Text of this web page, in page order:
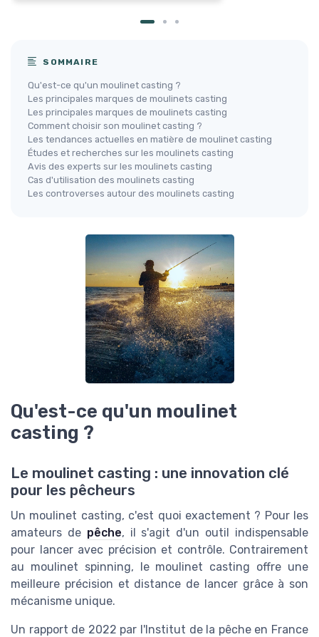
SOMMAIRE
Qu'est-ce qu'un moulinet casting ?
Les principales marques de moulinets casting
Les principales marques de moulinets casting
Comment choisir son moulinet casting ?
Les tendances actuelles en matière de moulinet casting
Études et recherches sur les moulinets casting
Avis des experts sur les moulinets casting
Cas d'utilisation des moulinets casting
Les controverses autour des moulinets casting
Qu'est-ce qu'un moulinet
casting ?
Le moulinet casting : une innovation clé
pour les pêcheurs
Un moulinet casting, c'est quoi exactement ? Pour les
amateurs de pêche, il s'agit d'un outil indispensable
pour lancer avec précision et contrôle. Contrairement
au moulinet spinning, le moulinet casting offre une
meilleure précision et distance de lancer grâce à son
mécanisme unique.
Un rapport de 2022 par l'Institut de la pêche en France